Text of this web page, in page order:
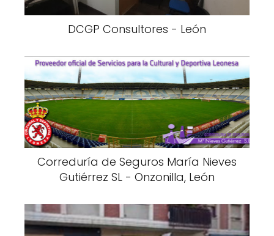
DCGP Consultores - León
Correduría de Seguros María Nieves
Gutiérrez SL - Onzonilla, León